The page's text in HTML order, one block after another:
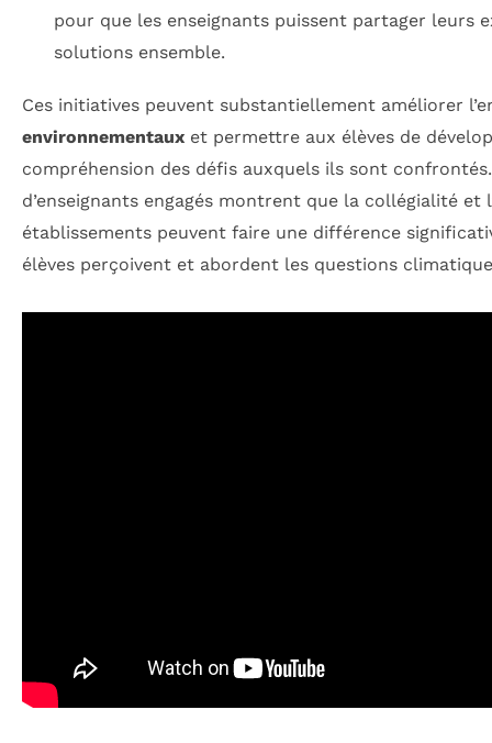
pour que les enseignants puissent partager leurs
solutions ensemble.
Ces initiatives peuvent substantiellement améliorer
environnementaux et permettre aux élèves de
compréhension des défis auxquels ils sont
d’enseignants engagés montrent que la collégialité et
établissements peuvent faire une différence
élèves perçoivent et abordent les questions